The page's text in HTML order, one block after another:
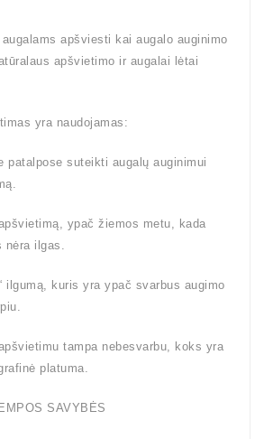
apšviesti kai augalo auginimo
apšvietimo ir augalai lėtai
yra naudojamas:
patalpose suteikti augalų auginimui
ypač žiemos metu, kada
ilgas.
ilgumą, kuris yra ypač svarbus augimo
tampa nebesvarbu, koks yra
platuma.
SAVYBĖS